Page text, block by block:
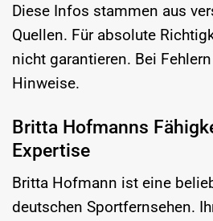
Diese Infos stammen aus
Quellen. Für absolute
nicht garantieren. Bei
Hinweise.
Britta Hofmanns
Expertise
Britta Hofmann ist eine
deutschen Sportfernsehen.